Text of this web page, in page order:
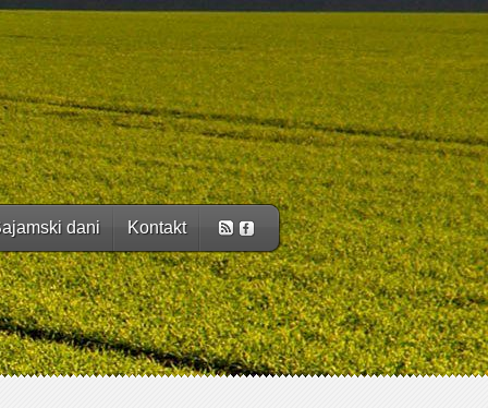
dani Kontakt